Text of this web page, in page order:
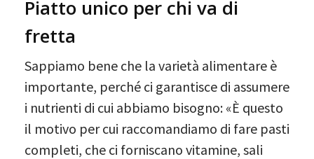
Piatto unico per chi va di
fretta
Sappiamo bene che la varietà alimentare è
importante, perché ci garantisce di assumere
i nutrienti di cui abbiamo bisogno: «È questo
il motivo per cui raccomandiamo di fare pasti
completi, che ci forniscano vitamine, sali